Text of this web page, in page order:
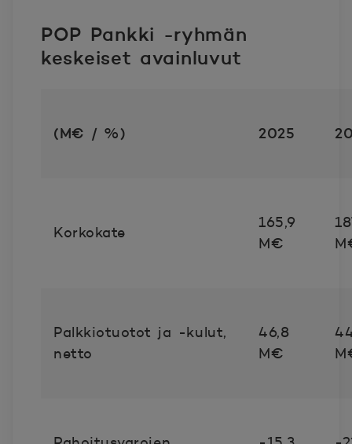
POP Pankki -ryhmän
keskeiset avainluvut
(M€ / %) 2025
Korkokate
165,9
M€
Palkkiotuotot ja -kulut,
netto
46,8
M€